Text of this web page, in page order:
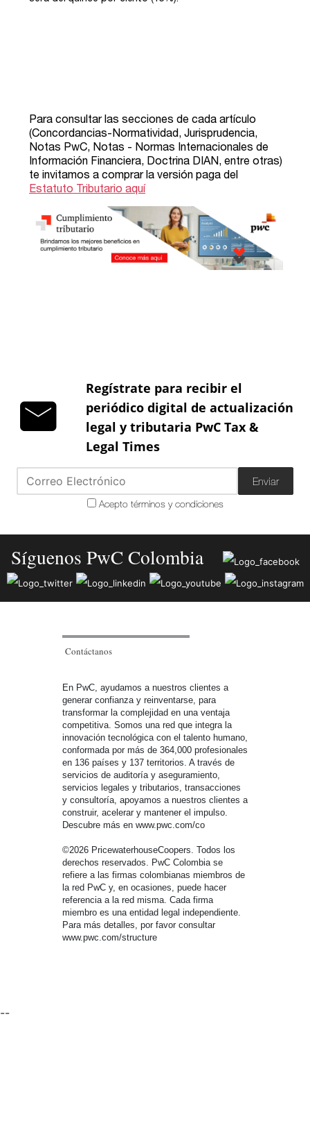
Regístrate para recibir el
periódico digital de actualización
legal y tributaria PwC Tax &
Legal Times
Enviar
Acepto términos y condiciones
Síguenos PwC Colombia
Contáctanos
En PwC, ayudamos a nuestros clientes a
generar confianza y reinventarse, para
transformar la complejidad en una ventaja
competitiva. Somos una red que integra la
innovación tecnológica con el talento humano,
conformada por más de 364,000 profesionales
en 136 países y 137 territorios. A través de
servicios de auditoría y aseguramiento,
servicios legales y tributarios, transacciones
y consultoría, apoyamos a nuestros clientes a
construir, acelerar y mantener el impulso.
Descubre más en www.pwc.com/co
©2026 PricewaterhouseCoopers. Todos los
derechos reservados. PwC Colombia se
refiere a las firmas colombianas miembros de
la red PwC y, en ocasiones, puede hacer
referencia a la red misma. Cada firma
miembro es una entidad legal independiente.
Para más detalles, por favor consultar
www.pwc.com/structure
--